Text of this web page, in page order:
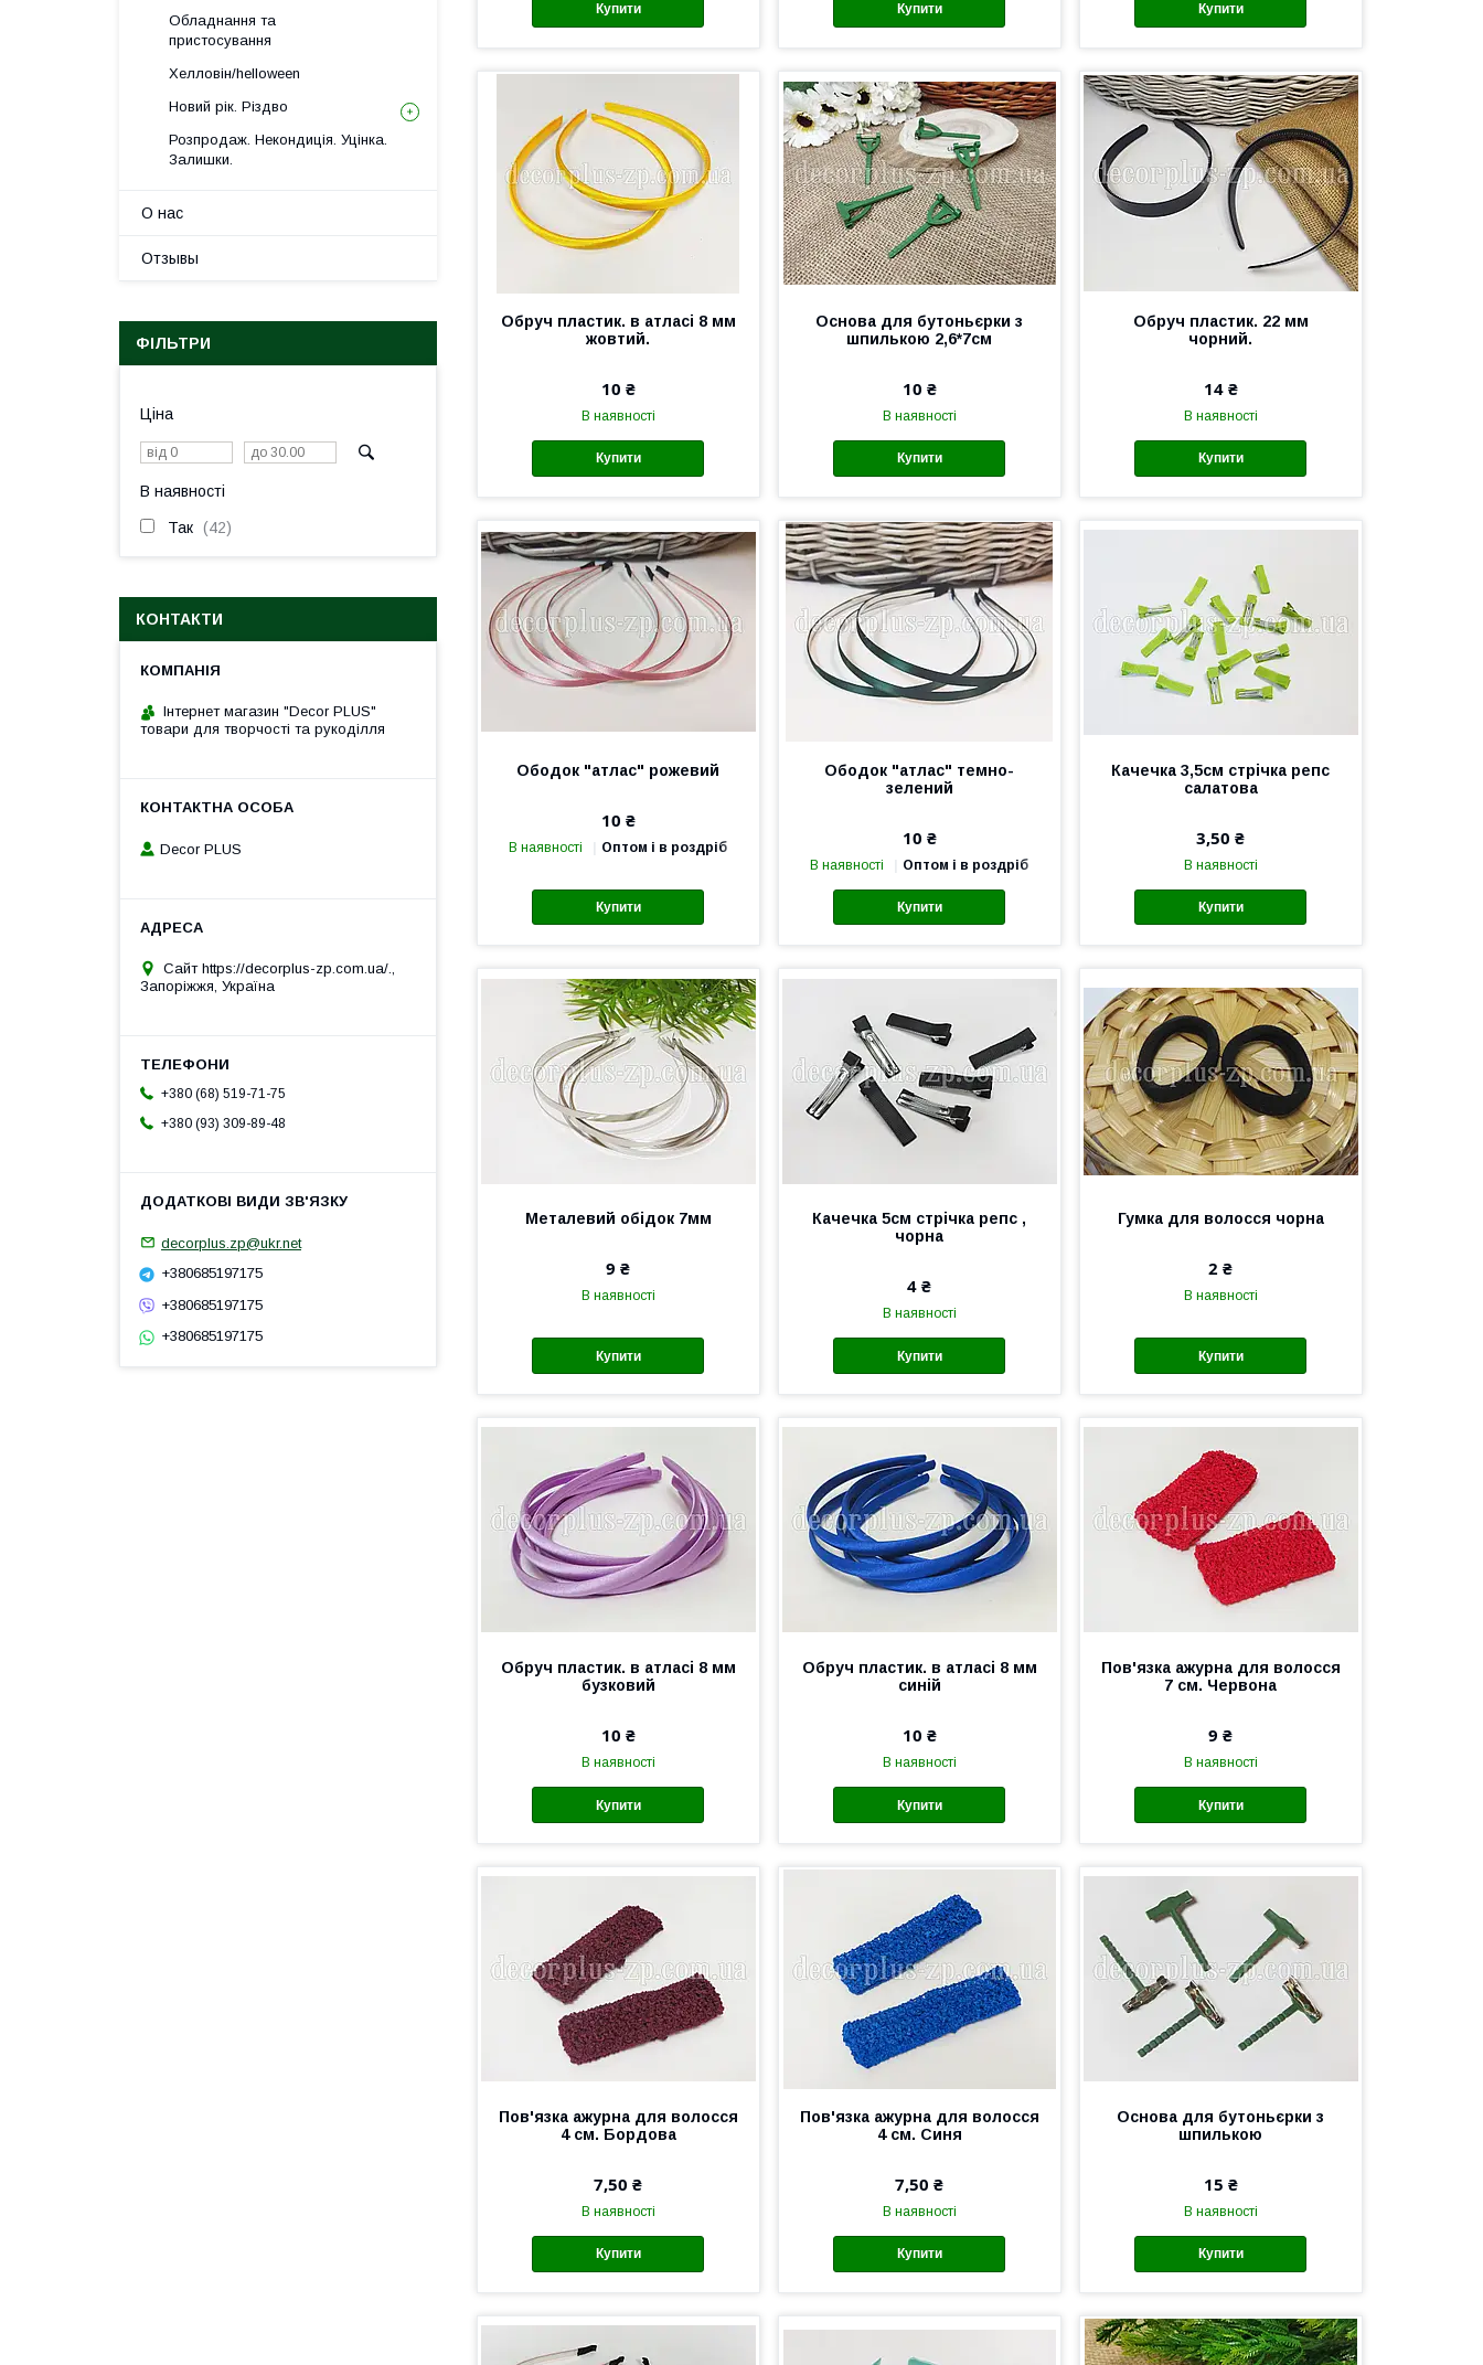
Купити Купити Купити
Обруч пластик. в атласі 8 мм
жовтий.
10 ₴
В наявності
Купити
Основа для бутоньєрки з
шпилькою 2,6*7см
10 ₴
В наявності
Купити
Обруч пластик. 22 мм
чорний.
14 ₴
В наявності
Купити
Ободок "атлас" рожевий
10 ₴
В наявності Оптом і в роздріб
Купити
Ободок "атлас" темно-
зелений
10 ₴
В наявності Оптом і в роздріб
Купити
Качечка 3,5см стрічка репс
салатова
3,50 ₴
В наявності
Купити
Металевий обідок 7мм
9 ₴
В наявності
Купити
Качечка 5см стрічка репс ,
чорна
4 ₴
В наявності
Купити
Гумка для волосся чорна
2 ₴
В наявності
Купити
Обруч пластик. в атласі 8 мм
бузковий
10 ₴
В наявності
Купити
Обруч пластик. в атласі 8 мм
синій
10 ₴
В наявності
Купити
Пов'язка ажурна для волосся
7 см. Червона
9 ₴
В наявності
Купити
Пов'язка ажурна для волосся
4 см. Бордова
7,50 ₴
В наявності
Купити
Пов'язка ажурна для волосся
4 см. Синя
7,50 ₴
В наявності
Купити
Основа для бутоньєрки з
шпилькою
15 ₴
В наявності
Купити
Обладнання та
пристосування
Хелловін/helloween
Новий рік. Різдво
Розпродаж. Некондиція. Уцінка.
Залишки.
О нас
Отзывы
ФІЛЬТРИ
Ціна
В наявності
Так 42
КОНТАКТИ
Інтернет магазин "Decor PLUS"
товари для творчості та рукоділля
Decor PLUS
Сайт https://decorplus-zp.com.ua/.,
Запоріжжя, Україна
+380 (68) 519-71-75
+380 (93) 309-89-48
decorplus.zp@ukr.net
+380685197175
+380685197175
+380685197175